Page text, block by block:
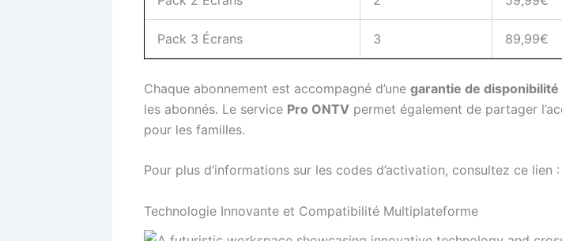
Pack 3 Écrans 3 89,99€
Chaque abonnement est accompagné d’une garantie de disponibilité
les abonnés. Le service Pro ONTV permet également de partager
pour les familles.
Pour plus d’informations sur les codes d’activation, consultez ce lien :
Technologie Innovante et Compatibilité Multiplateforme